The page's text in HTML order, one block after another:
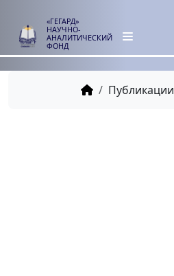
«ГЕГАРД»
НАУЧНО-
АНАЛИТИЧЕСКИЙ
ФОНД
Публикации